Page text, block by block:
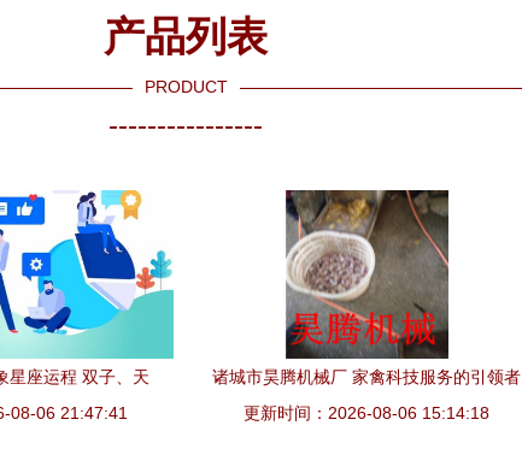
产品列表
PRODUCT
----------------
星座运程 双子、天
技术服务指南
08-06 21:47:41
诸城市昊腾机械厂 家禽科技服务的引领者
更新时间：2026-08-06 15:14:18